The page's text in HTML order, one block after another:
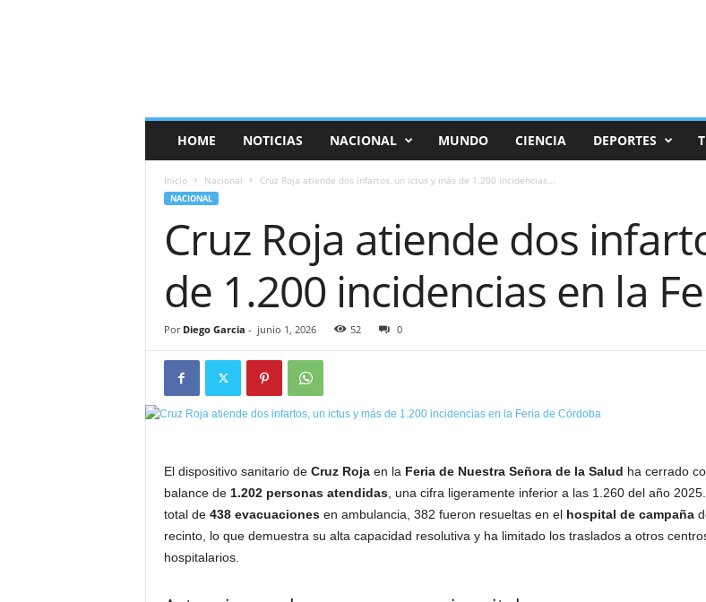
HOME NOTICIAS NACIONAL MUNDO CIENCIA DEPORTES
Inicio Nacional Cruz Roja atiende dos infartos, un ictus y más de 1.200 incidencias...
NACIONAL
Cruz Roja atiende dos
de 1.200 incidencias en la
Por Diego Garcia - junio 1, 2026 52 0
El dispositivo sanitario de Cruz Rojaen la Feria de Nuestra Señora de la Salud ha cerrado
balance de 1.202 personas atendidas, una cifra ligeramente inferior a las 1.260 del año
total de 438 evacuacionesen ambulancia, 382 fueron resueltas en el hospital de campaña
recinto, lo que demuestra su alta capacidad resolutiva y ha limitado los traslados a otros
hospitalarios.